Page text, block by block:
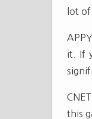
lot
it. If
this